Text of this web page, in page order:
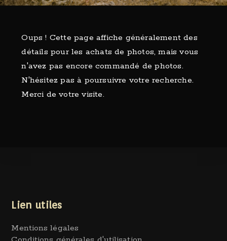
Oups ! Cette page affiche généralement des
détails pour les achats de photos, mais vous
n'avez pas encore commandé de photos.
N'hésitez pas à poursuivre votre recherche.
Merci de votre visite.
Lien utiles
Mentions légales